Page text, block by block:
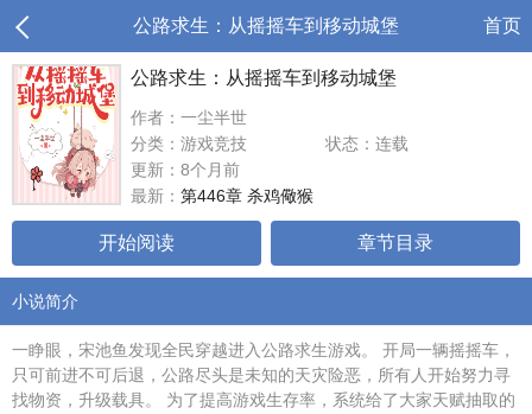
公路求生：从摇摇车到移动城堡 首页
公路求生：从摇摇车到移动城堡
作者：一尘半世
分类：游戏竞技
状态：连载
更新：8个月前
最新： 第446章 杀鸡儆猴
开始阅读 章节目录
小说简介
一睁眼，宋池鱼发现全民穿越进入公路求生游戏。 开局一辆摇摇车，
只可前进不可后退，公路尽头是未知的天灾险恶，所有人开始努力寻
找物资，升级载具。 为了提高游戏生存率，系统给了大家天赋抽取的